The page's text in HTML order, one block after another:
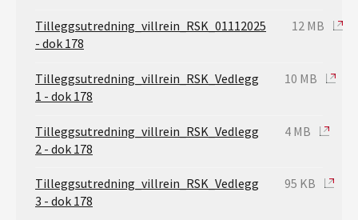
Tilleggsutredning_villrein_RSK_01112025
- dok 178
12 MB
Tilleggsutredning_villrein_RSK_Vedlegg
1 - dok 178
10 MB
Tilleggsutredning_villrein_RSK_Vedlegg
2 - dok 178
4 MB
Tilleggsutredning_villrein_RSK_Vedlegg
3 - dok 178
95 KB